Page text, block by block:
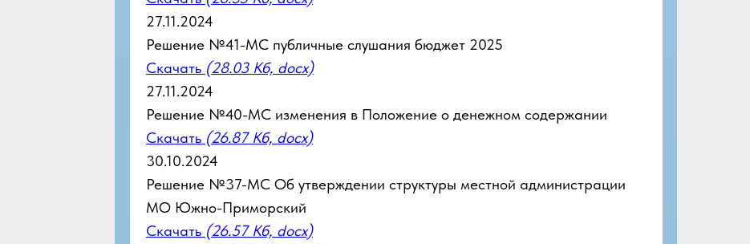
27.11.2024
Решение №41-МС публичные слушания бюджет 2025
Скачать (28.03 Кб, docx)
27.11.2024
Решение №40-МС изменения в Положение о денежном содержании
Скачать (26.87 Кб, docx)
30.10.2024
Решение №37-МС Об утверждении структуры местной администрации
МО Южно-Приморский
Скачать (26.57 Кб, docx)